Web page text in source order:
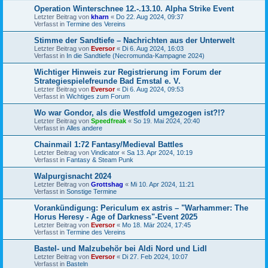
Operation Winterschnee 12.-.13.10. Alpha Strike Event
Letzter Beitrag von kharn « Do 22. Aug 2024, 09:37
Verfasst in Termine des Vereins
Stimme der Sandtiefe – Nachrichten aus der Unterwelt
Letzter Beitrag von Eversor« Di 6. Aug 2024, 16:03
Verfasst in In die Sandtiefe (Necromunda-Kampagne 2024)
Wichtiger Hinweis zur Registrierung im Forum der
Strategiespielefreunde Bad Emstal e. V.
Letzter Beitrag von Eversor« Di 6. Aug 2024, 09:53
Verfasst in Wichtiges zum Forum
Wo war Gondor, als die Westfold umgezogen ist?!?
Letzter Beitrag von Speedfreak « So 19. Mai 2024, 20:40
Verfasst in Alles andere
Chainmail 1:72 Fantasy/Medieval Battles
Letzter Beitrag von Vindicator « Sa 13. Apr 2024, 10:19
Verfasst in Fantasy & Steam Punk
Walpurgisnacht 2024
Letzter Beitrag von Grottshag « Mi 10. Apr 2024, 11:21
Verfasst in Sonstige Termine
Vorankündigung: Periculum ex astris – "Warhammer: The
Horus Heresy - Age of Darkness"-Event 2025
Letzter Beitrag von Eversor« Mo 18. Mär 2024, 17:45
Verfasst in Termine des Vereins
Bastel- und Malzubehör bei Aldi Nord und Lidl
Letzter Beitrag von Eversor« Di 27. Feb 2024, 10:07
Verfasst in Basteln